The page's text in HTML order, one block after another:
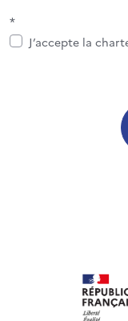
*
J’accepte la